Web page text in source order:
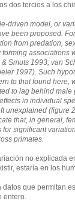
dos tercios a los
driven model, or
been proposed.
from predation,
associations
Smuts 1993; van
1997). Such
to that found here,
to lag behind male
in individual
unexplained (figure
that, in general,
significant
primates.
no explicada
estaría en los
datos que permitan
entero.